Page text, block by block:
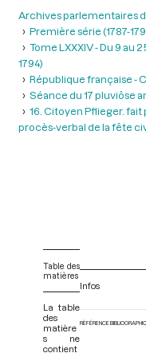
Archives parlementaires
Première série (1787-
Tome LXXXIV - Du 9 au
1794)
République française -
Séance du 17 pluviôse
16. Citoyen Pflieger. fait
procès-verbal de la fête
Table des
matières
La table
des
matière
s ne
contient
Infos
RÉFÉRENCE